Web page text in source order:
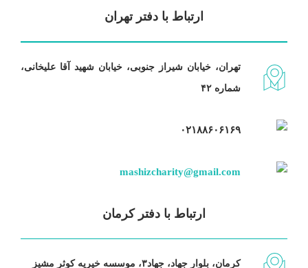
ارتباط با دفتر تهران
تهران، خیابان شیراز جنوبی، خیابان شهید آقا علیخانی،
شماره ۴۲
۰۲۱۸۸۶۰۶۱۶۹
mashizcharity@gmail.com
ارتباط با دفتر کرمان
کرمان، بلوار جهاد، جهاد۳، موسسه خیریه کوثر مشیز